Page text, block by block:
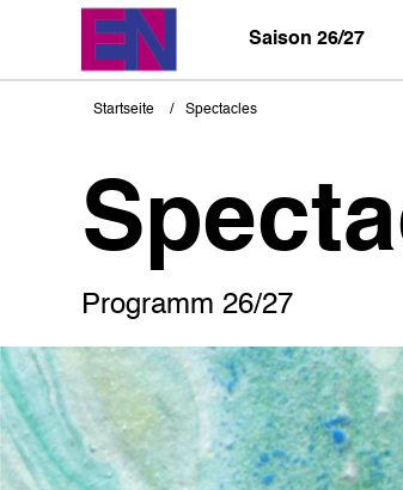
Saison 26/27
Pfadnavigation
Startseite Spectacles
Programm 26/27